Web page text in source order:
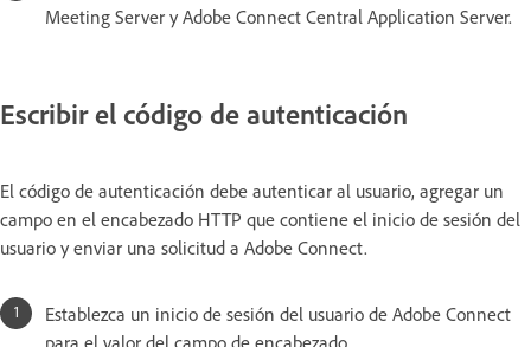
Meeting Server y Adobe Connect Central Application Server.
Escribir el código de autenticación
El código de autenticación debe autenticar al usuario, agregar un
campo en el encabezado HTTP que contiene el inicio de sesión del
usuario y enviar una solicitud a Adobe Connect.
Establezca un inicio de sesión del usuario de Adobe Connect